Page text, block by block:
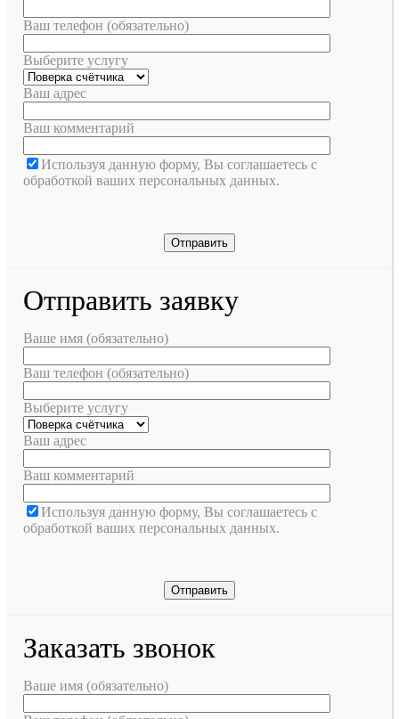
Ваш телефон (обязательно)
Выберите услугу
Ваш адрес
Ваш комментарий
Используя данную форму, Вы соглашаетесь с
обработкой ваших персональных данных.
Отправить заявку
Ваше имя (обязательно)
Ваш телефон (обязательно)
Выберите услугу
Ваш адрес
Ваш комментарий
Используя данную форму, Вы соглашаетесь с
обработкой ваших персональных данных.
Заказать звонок
Ваше имя (обязательно)